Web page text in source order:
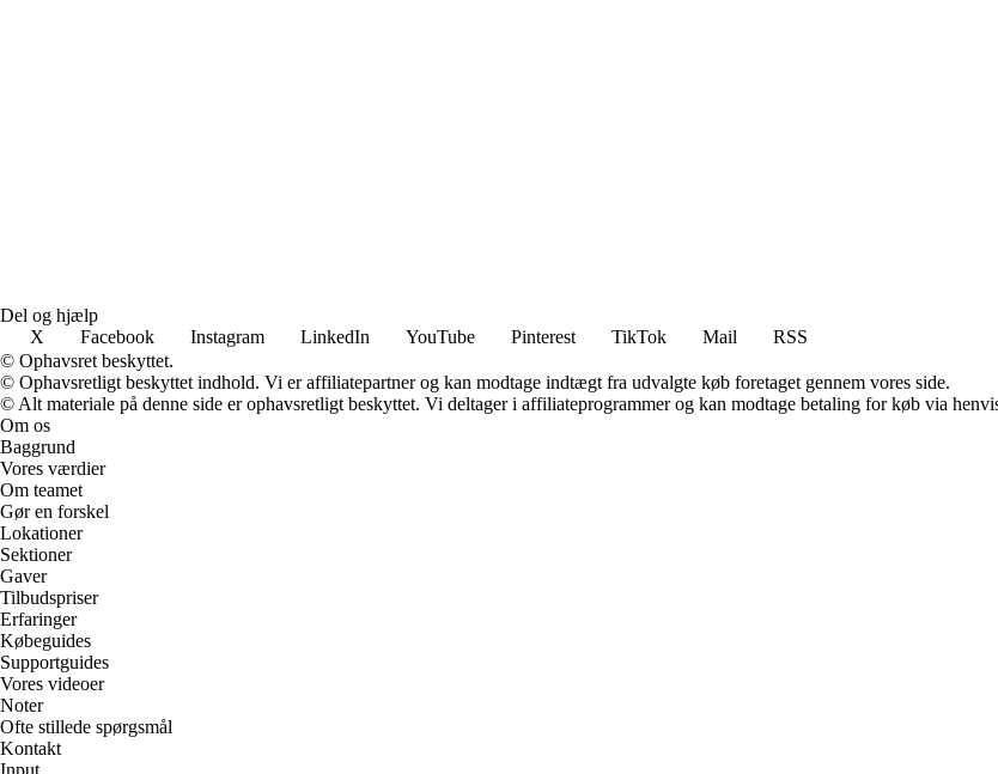
Del og hjælp
X
Facebook Instagram LinkedIn YouTube Pinterest TikTok Mail
RSS
© Ophavsret beskyttet.
© Ophavsretligt beskyttet indhold. Vi er affiliatepartner og kan modtage indtægt fra udvalgte køb foretaget gennem vores side.
© Alt materiale på denne side er ophavsretligt beskyttet. Vi deltager i affiliateprogrammer og kan modtage betaling for køb via
Om os
Baggrund
Vores værdier
Om teamet
Gør en forskel
Lokationer
Sektioner
Gaver
Tilbudspriser
Erfaringer
Købeguides
Supportguides
Vores videoer
Noter
Ofte stillede spørgsmål
Kontakt
Input